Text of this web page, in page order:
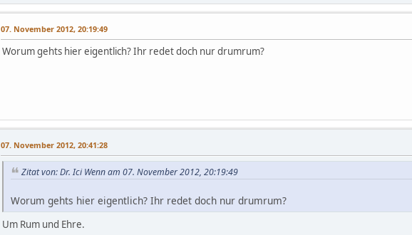
07. November 2012, 20:19:49
Worum gehts hier eigentlich? Ihr redet doch nur drumrum?
07. November 2012, 20:41:28
Zitat von: Dr. Ici Wenn am 07. November 2012, 20:19:49
Worum gehts hier eigentlich? Ihr redet doch nur drumrum?
Um Rum und Ehre.